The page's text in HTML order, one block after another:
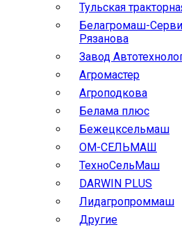
Тульская
Белагромаш-
Рязанова
Завод
Агромастер
Агроподкова
Белама плюс
Бежецксельмаш
ОМ-СЕЛЬМАШ
ТехноСельМаш
DARWIN PLUS
Лидагропроммаш
Другие